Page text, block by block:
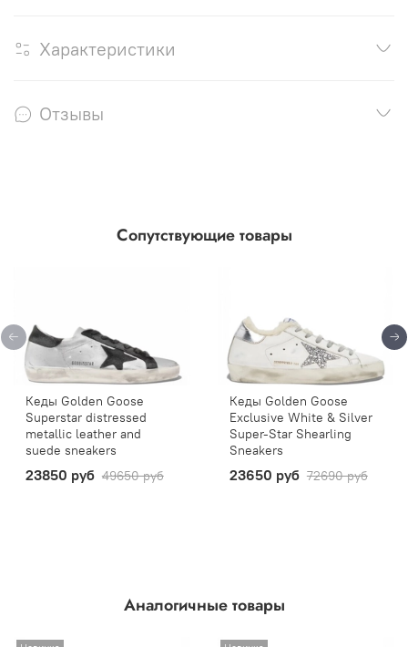
Характеристики
Отзывы
Сопутствующие товары
Кеды Golden Goose
Superstar distressed
metallic leather and
suede sneakers
23850 руб 49650 руб
Кеды Golden Goose
Exclusive White & Silver
Super-Star Shearling
Sneakers
23650 руб 72690 руб
Аналогичные товары